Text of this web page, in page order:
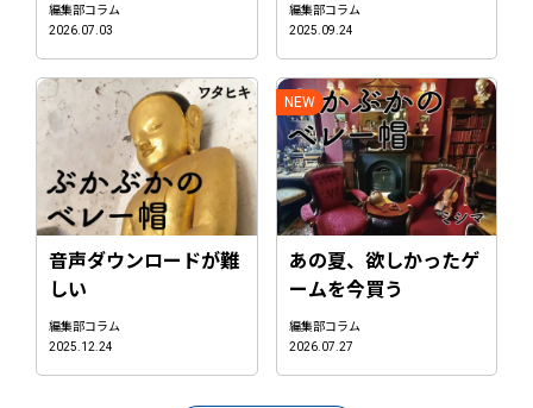
編集部コラム
2026.07.03
編集部コラム
2025.09.24
音声ダウンロードが難
しい
編集部コラム
2025.12.24
あの夏、欲しかったゲ
ームを今買う
編集部コラム
2026.07.27